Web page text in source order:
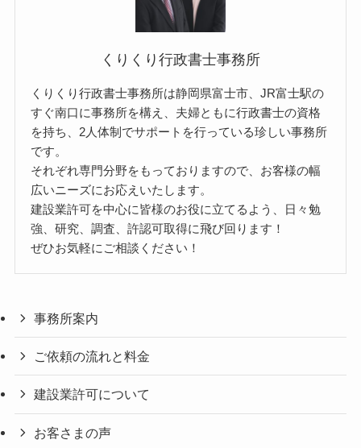
くりくり行政書士事務所
くりくり行政書士事務所は静岡県富士市、JR富士駅の
すぐ南口に事務所を構え、夫婦ともに行政書士の資格
を持ち、2人体制でサポートを行っている珍しい事務所
です。
それぞれ専門分野をもっておりますので、お客様の幅
広いニーズにお応えいたします。
建設業許可を中心に皆様のお役に立てるよう、日々勉
強、研究、調査、許認可取得に飛び回ります！
ぜひお気軽にご相談ください！
事務所案内
ご依頼の流れと料金
建設業許可について
お客さまの声